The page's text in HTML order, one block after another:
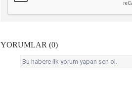
YORUMLAR (0)
Bu habere ilk yorum yapan sen ol.